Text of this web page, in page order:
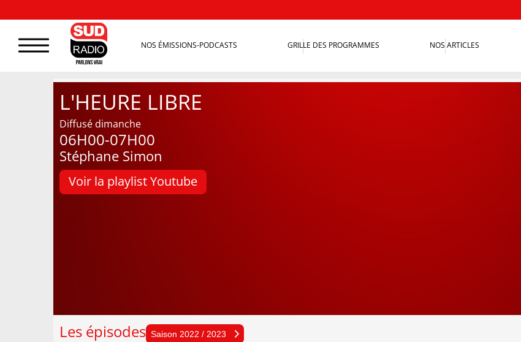
NOS ÉMISSIONS-PODCASTS GRILLE DES PROGRAMMES NOS ARTICLES
L'HEURE LIBRE
Diffusé dimanche
06H00-07H00
Stéphane Simon
Voir la playlist Youtube
Les épisodes Saison 2022 / 2023